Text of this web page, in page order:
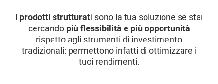
I prodotti strutturati sono la tua soluzione se stai
cercando più flessibilità e più opportunità
rispetto agli strumenti di investimento
tradizionali: permettono infatti di ottimizzare i
tuoi rendimenti.